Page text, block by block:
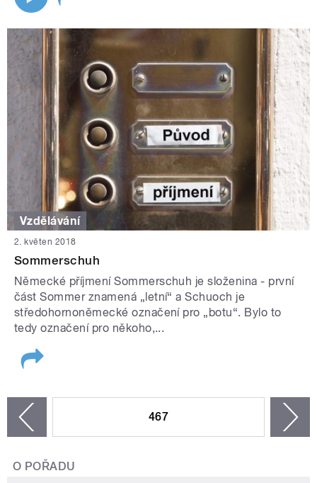
Vzdělávání
2. květen 2018
Sommerschuh
Německé příjmení Sommerschuh je složenina ‒ první
část Sommer znamená „letní“ a Schuoch je
středohornoněmecké označení pro „botu“. Bylo to
tedy označení pro někoho,...
467
O POŘADU